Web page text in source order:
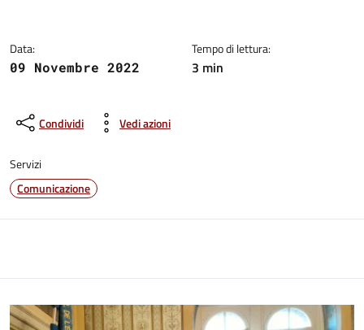
Data:
09 Novembre 2022
Tempo di lettura:
3 min
Condividi Vedi azioni
Servizi
Comunicazione